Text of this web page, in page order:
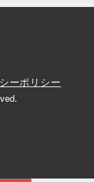
ーポリシー